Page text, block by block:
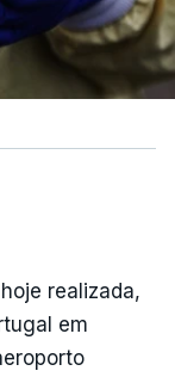
realizada,
em